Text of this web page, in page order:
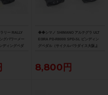
リー RALLY
グパワーメー
ディングペダ
◆◆シマノ SHIMANO アルテグラ ULT
EGRA PD-R8000 SPD-SL ビンディン
グペダル（サイクルパラダイス大阪よ
8,800円